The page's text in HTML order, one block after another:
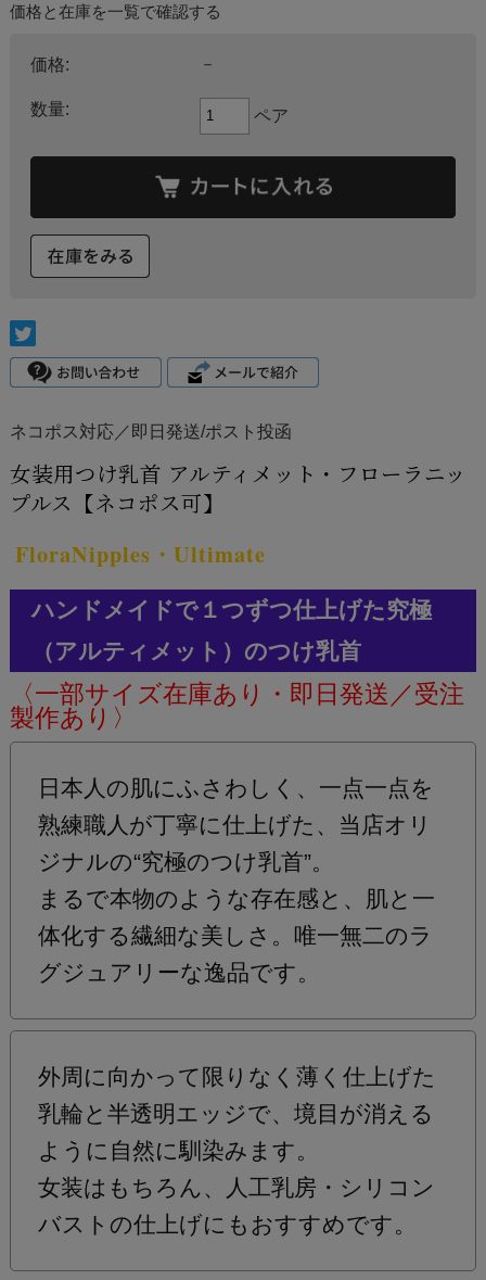
価格と在庫を一覧で確認する
価格: －
数量: ペア
ネコポス対応／即日発送/ポスト投函
女装用つけ乳首 アルティメット・フローラニッ
プルス【ネコポス可】
FloraNipples・Ultimate
ハンドメイドで１つずつ仕上げた究極
（アルティメット）のつけ乳首
〈一部サイズ在庫あり・即日発送／受注
製作あり〉
日本人の肌にふさわしく、一点一点を
熟練職人が丁寧に仕上げた、当店オリ
ジナルの“究極のつけ乳首”。
まるで本物のような存在感と、肌と一
体化する繊細な美しさ。唯一無二のラ
グジュアリーな逸品です。
外周に向かって限りなく薄く仕上げた
乳輪と半透明エッジで、境目が消える
ように自然に馴染みます。
女装はもちろん、人工乳房・シリコン
バストの仕上げにもおすすめです。